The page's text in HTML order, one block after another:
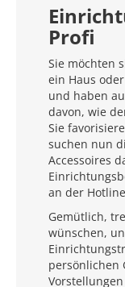
Profi
Sie möchten
ein Haus
und haben
davon, wie
Sie
suchen nun
Accessoires
an der
Gemütlich,
wünschen,
persönlichen